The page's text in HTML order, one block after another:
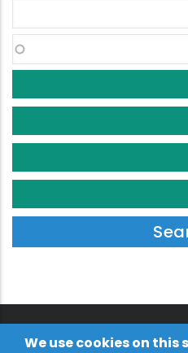
We use cookies on this